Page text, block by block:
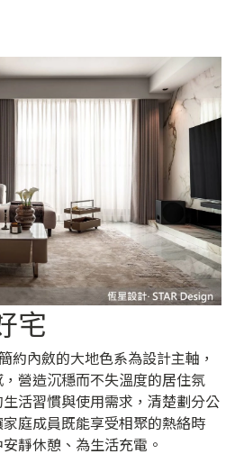
宅
約內斂的大地色系為設計主軸，
營造沉穩而不失溫度的居住氛
活習慣與使用需求，清楚劃分公
庭成員既能享受相聚的熱絡時
靜休憩、為生活充電。